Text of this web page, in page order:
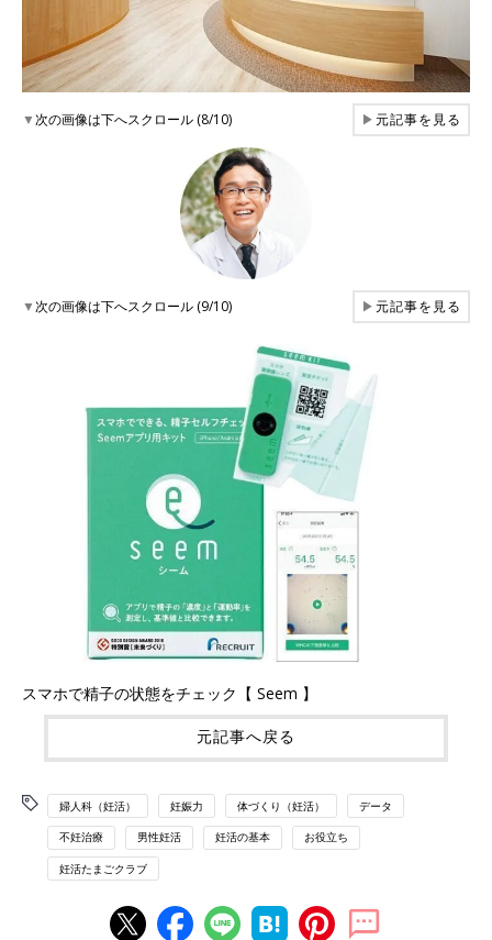
▼次の画像は下へスクロール (8/10) ▶元記事を見る
▼次の画像は下へスクロール (9/10) ▶元記事を見る
スマホで精子の状態をチェック【 Seem 】
元記事へ戻る
婦人科（妊活） 妊娠力 体づくり（妊活） データ
不妊治療 男性妊活 妊活の基本 お役立ち
妊活たまごクラブ